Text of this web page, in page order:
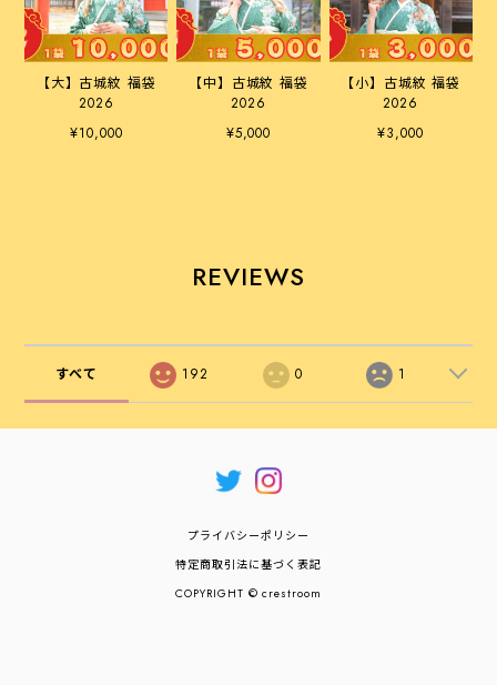
【大】古城紋 福袋
2026
¥10,000
【中】古城紋 福袋
2026
¥5,000
【小】古城紋 福袋
2026
¥3,000
REVIEWS
すべて 192 0 1
プライバシーポリシー
特定商取引法に基づく表記
COPYRIGHT © crestroom